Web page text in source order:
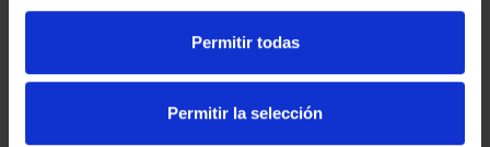
Permitir todas
Permitir la selección